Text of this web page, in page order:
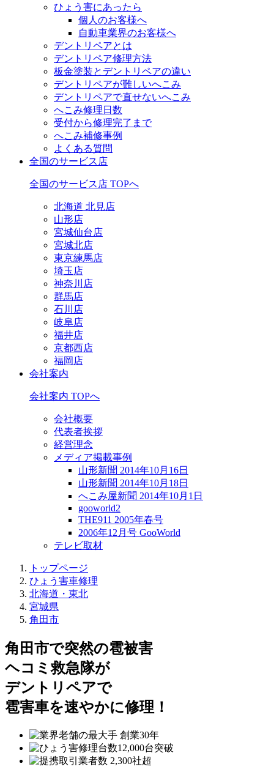
ひょう害にあったら
個人のお客様へ
自動車業界のお客様へ
デントリペアとは
デントリペア修理方法
板金塗装とデントリペアの違い
デントリペアが難しいへこみ
デントリペアで直せないへこみ
へこみ修理日数
受付から修理完了まで
へこみ補修事例
よくある質問
全国のサービス店
全国のサービス店 TOPへ
北海道 北見店
山形店
宮城仙台店
宮城北店
東京練馬店
埼玉店
神奈川店
群馬店
石川店
岐阜店
福井店
京都西店
福岡店
会社案内
会社案内 TOPへ
会社概要
代表者挨拶
経営理念
メディア掲載事例
山形新聞 2014年10月16日
山形新聞 2014年10月18日
へこみ屋新聞 2014年10月1日
gooworld2
THE911 2005年春号
2006年12月号 GooWorld
テレビ取材
トップページ
ひょう害車修理
北海道・東北
宮城県
角田市
角田市で突然の雹被害
ヘコミ救急隊が
デントリペアで
雹害車を速やかに修理！